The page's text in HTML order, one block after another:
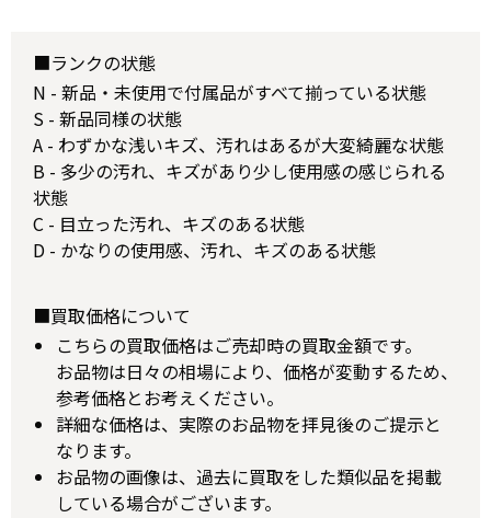
■ランクの状態
N - 新品・未使用で付属品がすべて揃っている状態
S - 新品同様の状態
A - わずかな浅いキズ、汚れはあるが大変綺麗な状態
B - 多少の汚れ、キズがあり少し使用感の感じられる
状態
C - 目立った汚れ、キズのある状態
D - かなりの使用感、汚れ、キズのある状態
■買取価格について
こちらの買取価格はご売却時の買取金額です。
お品物は日々の相場により、価格が変動するため、
参考価格とお考えください。
詳細な価格は、実際のお品物を拝見後のご提示と
なります。
お品物の画像は、過去に買取をした類似品を掲載
している場合がございます。